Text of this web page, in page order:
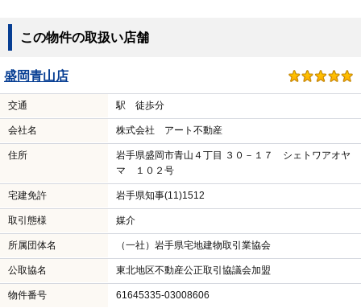
この物件の取扱い店舗
盛岡青山店
交通 駅 徒歩分
会社名 株式会社 アート不動産
住所
岩手県盛岡市青山４丁目 ３０－１７ シェトワアオヤ
マ １０２号
宅建免許 岩手県知事(11)1512
取引態様 媒介
所属団体名 （一社）岩手県宅地建物取引業協会
公取協名 東北地区不動産公正取引協議会加盟
物件番号 61645335-03008606